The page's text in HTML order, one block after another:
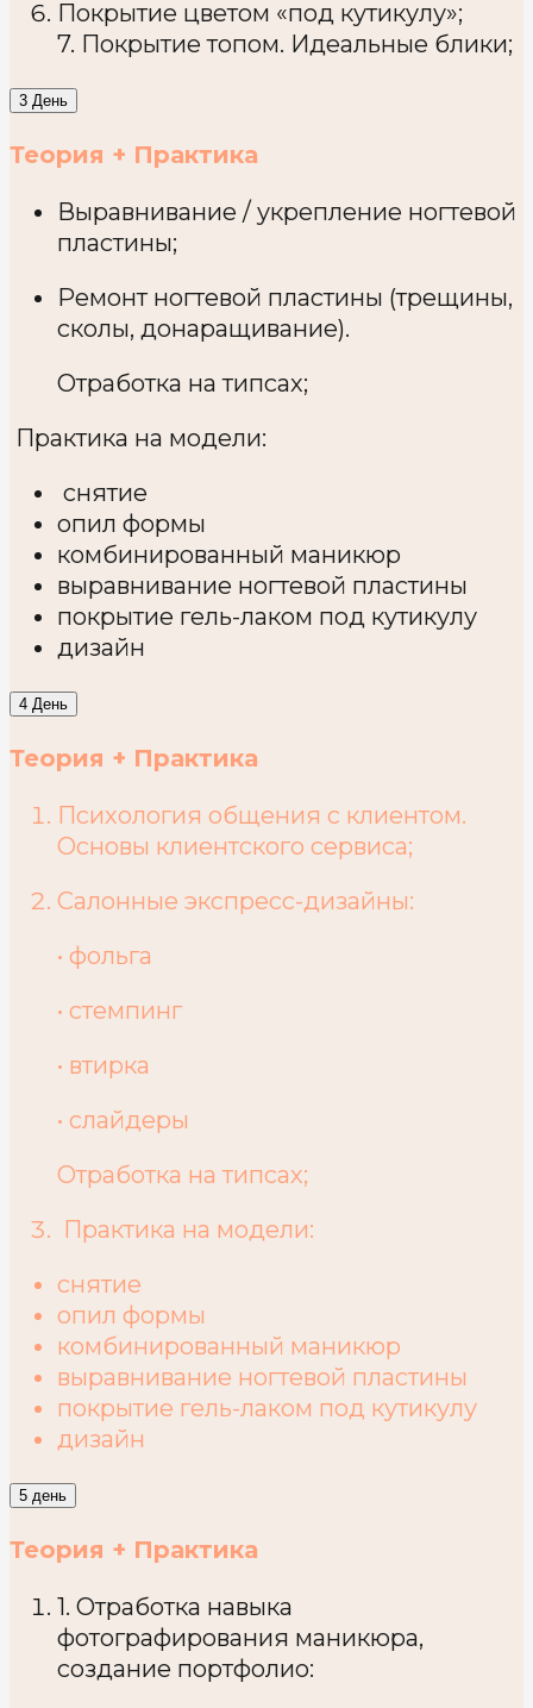
Покрытие цветом «под кутикулу»;
7. Покрытие топом. Идеальные блики;
3 День
Теория + Практика
Выравнивание / укрепление ногтевой
пластины;
Ремонт ногтевой пластины (трещины,
сколы, донаращивание).
Отработка на типсах;
Практика на модели:
снятие
опил формы
комбинированный маникюр
выравнивание ногтевой пластины
покрытие гель-лаком под кутикулу
дизайн
4 День
Теория + Практика
Психология общения с клиентом.
Основы клиентского сервиса;
Салонные экспресс-дизайны:
• фольга
• стемпинг
• втирка
• слайдеры
Отработка на типсах;
Практика на модели:
снятие
опил формы
комбинированный маникюр
выравнивание ногтевой пластины
покрытие гель-лаком под кутикулу
дизайн
5 день
Теория + Практика
1. Отработка навыка
фотографирования маникюра,
создание портфолио: